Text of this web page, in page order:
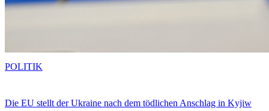
Die EU stellt der Ukraine nach dem tödlichen Anschlag in Kyjiw
POLITIK